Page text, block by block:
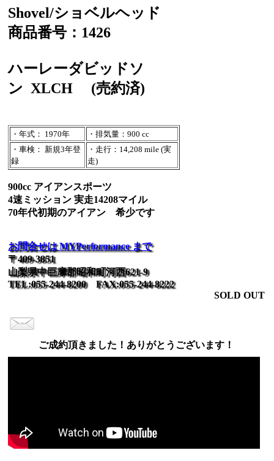
Shovel/ショベルヘッド
商品番号：1426
ハーレーダビッドソ
ン XLCH (売約済)
・年式： 1970年
・排気量：900 cc
・車検： 新規3年登
録
・走行：14,208 mile (実
走)
900cc アイアンスポーツ
4速ミッション 実走14208マイル
70年代初期のアイアン 希少です
お問合せは MYPerformance まで
〒409-3851
山梨県中巨摩郡昭和町河西621-9
TEL:055-244-8200 FAX:055-244-8222
SOLD OUT
ご成約頂きました！ありがとうございます！